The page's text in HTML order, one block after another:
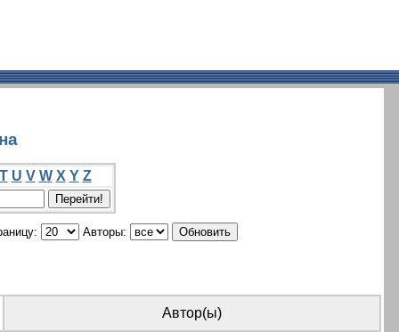
T U V W X Y Z
Авторы:
Автор(ы)